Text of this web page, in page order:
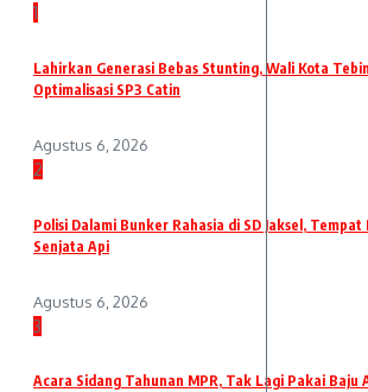
1
Lahirkan Generasi Bebas Stunting, Wali Kota
Optimalisasi SP3 Catin
Agustus 6, 2026
2
Polisi Dalami Bunker Rahasia di SD Jaksel,
Senjata Api
Agustus 6, 2026
3
Acara Sidang Tahunan MPR, Tak Lagi Pakai Baju